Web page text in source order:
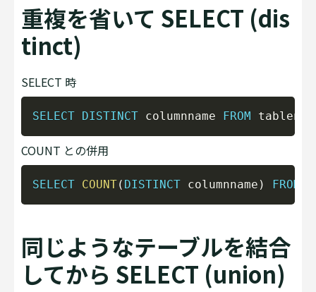
重複を省いて SELECT (dis
tinct)
SELECT 時
SELECT DISTINCT columnname FROM
COUNT との併用
SELECT COUNT( DISTINCT columnname ) FROM
同じようなテーブルを結合
してから SELECT (union)